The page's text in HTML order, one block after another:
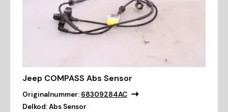
Jeep COMPASS Abs Sensor
Originalnummer: 68309284AC
Delkod:Abs Sensor